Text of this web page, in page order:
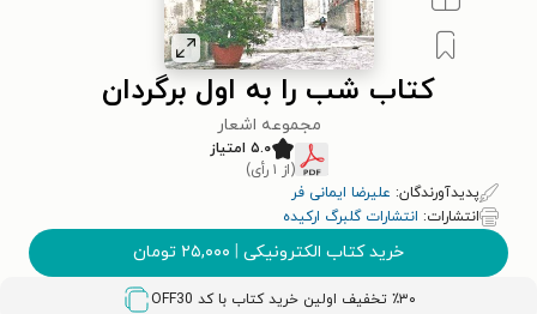
کتاب شب را به اول برگردان
مجموعه اشعار
۵.۰ امتیاز
(از ۱ رأی)
پدیدآورندگان: علیرضا ایمانی فر
انتشارات: انتشارات گلبرگ ارکیده
خرید کتاب الکترونیکی | ۲۵,۰۰۰ تومان
٪۳۰ تخفیف اولین خرید کتاب با کد OFF30